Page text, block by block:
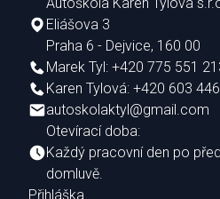
Eliášova 3
Praha 6 - Dejvice, 160 00
Marek Tyl: +420 775 551
Karen Tylová: +420 603
autoskolaktyl@gmail.com
Otevírací doba:
Každý pracovní den po
domluvě.
Přihláška